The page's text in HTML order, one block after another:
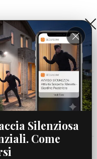
PORTATA DI MANO:
Home
Cronaca
Viabilità
Ghiron (Tor...
Ghiron
si apre
Silenziosa
Come